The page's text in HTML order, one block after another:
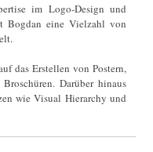
im Logo-Design und
Bogdan eine Vielzahl von
das Erstellen von Postern,
Darüber hinaus
wie Visual Hierarchy und